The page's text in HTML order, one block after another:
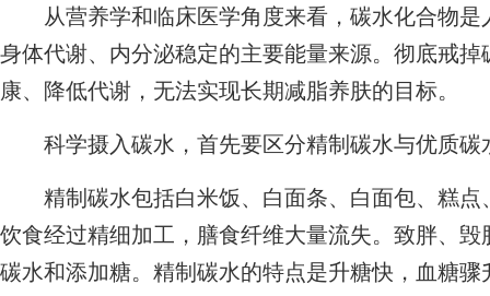
从营养学和临床医学角度来看，碳水化合物是
身体代谢、内分泌稳定的主要能量来源。彻底戒
康、降低代谢，无法实现长期减脂养肤的目标。
科学摄入碳水，首先要区分精制碳水与优质碳
精制碳水包括白米饭、白面条、白面包、糕点
饮食经过精细加工，膳食纤维大量流失。致胖、
碳水和添加糖。精制碳水的特点是升糖快，血糖